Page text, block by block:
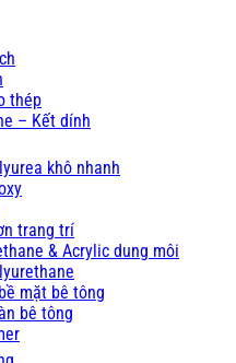
thép
– Kết dính
khô nhanh
trang trí
& Acrylic dung môi
mặt bê tông
bê tông